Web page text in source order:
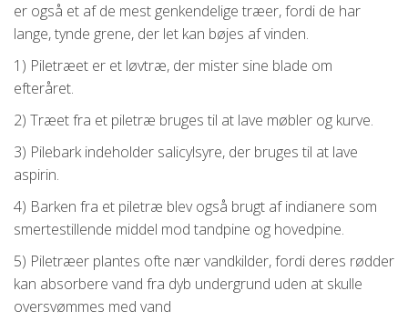
er også et af de mest genkendelige træer, fordi de har
lange, tynde grene, der let kan bøjes af vinden.
1) Piletræet er et løvtræ, der mister sine blade om
efteråret.
2) Træet fra et piletræ bruges til at lave møbler og kurve.
3) Pilebark indeholder salicylsyre, der bruges til at lave
aspirin.
4) Barken fra et piletræ blev også brugt af indianere som
smertestillende middel mod tandpine og hovedpine.
5) Piletræer plantes ofte nær vandkilder, fordi deres rødder
kan absorbere vand fra dyb undergrund uden at skulle
oversvømmes med vand